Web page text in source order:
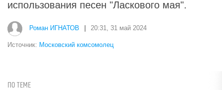
использования песен "Ласкового мая".
Роман ИГНАТОВ 20:31, 31 май 2024
Источник: Московский комсомолец
ПО ТЕМЕ